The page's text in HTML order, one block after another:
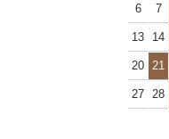
6 7
13 14
20 21
27 28